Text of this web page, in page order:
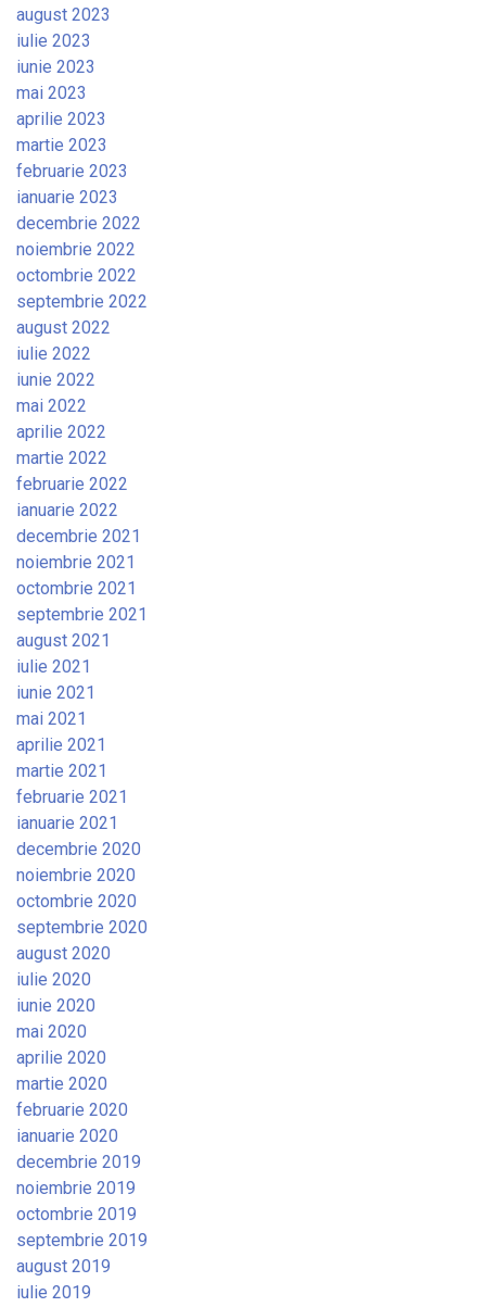
august 2023
iulie 2023
iunie 2023
mai 2023
aprilie 2023
martie 2023
februarie 2023
ianuarie 2023
decembrie 2022
noiembrie 2022
octombrie 2022
septembrie 2022
august 2022
iulie 2022
iunie 2022
mai 2022
aprilie 2022
martie 2022
februarie 2022
ianuarie 2022
decembrie 2021
noiembrie 2021
octombrie 2021
septembrie 2021
august 2021
iulie 2021
iunie 2021
mai 2021
aprilie 2021
martie 2021
februarie 2021
ianuarie 2021
decembrie 2020
noiembrie 2020
octombrie 2020
septembrie 2020
august 2020
iulie 2020
iunie 2020
mai 2020
aprilie 2020
martie 2020
februarie 2020
ianuarie 2020
decembrie 2019
noiembrie 2019
octombrie 2019
septembrie 2019
august 2019
iulie 2019